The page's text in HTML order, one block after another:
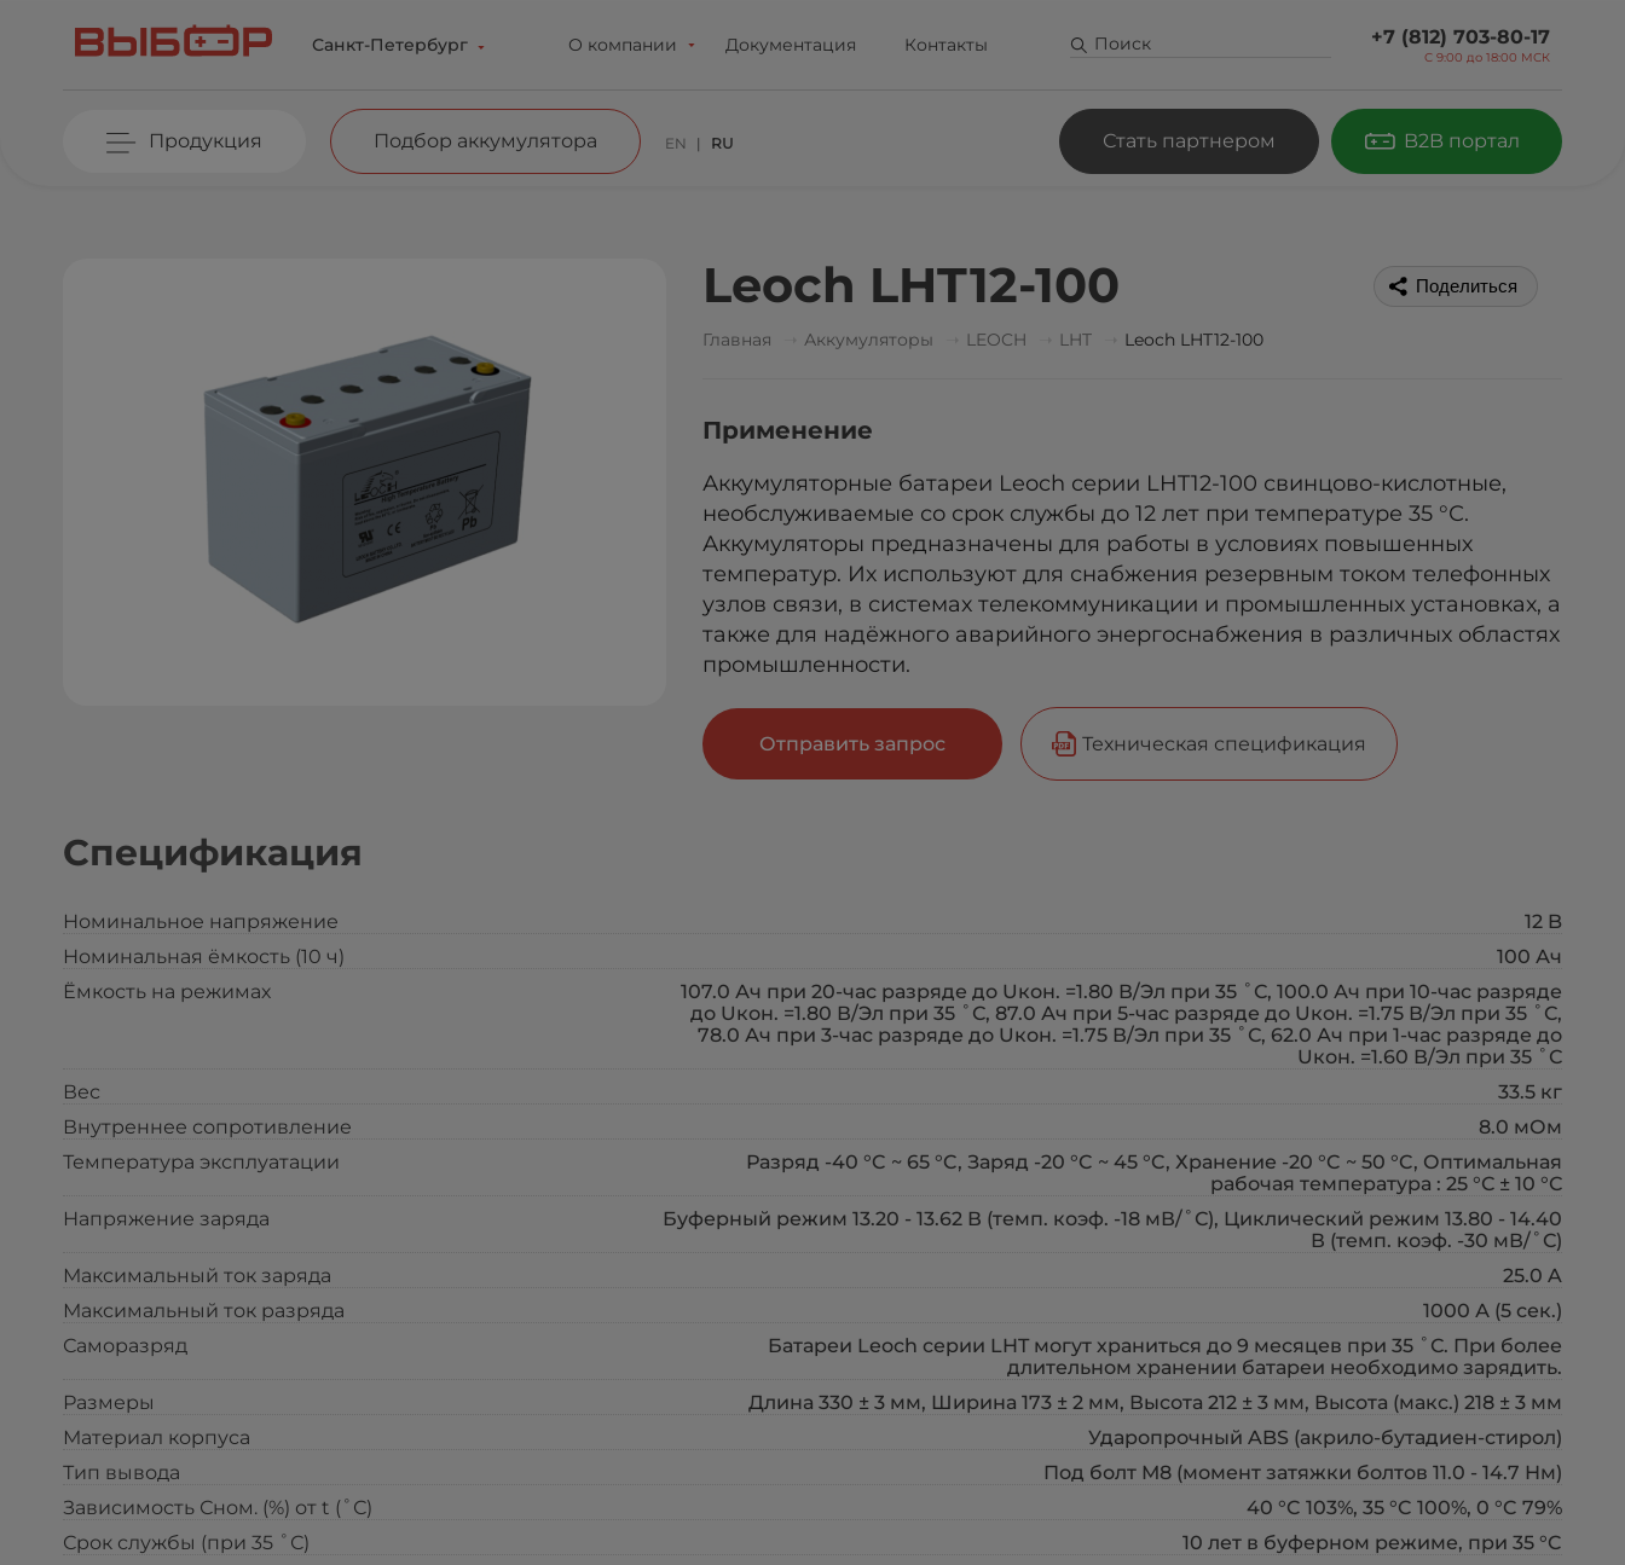
Санкт-Петербург О компании Документация Контакты +7 (812) 703-80-17
С 9:00 до 18:00 МСК
Продукция Подбор аккумулятора EN RU Стать партнером B2B портал
Leoch LHT12-100 Поделиться
Главная Аккумуляторы LEOCH LHT Leoch LHT12-100
Применение
Аккумуляторные батареи Leoch серии LHT12-100 свинцово-кислотные,
необслуживаемые со срок службы до 12 лет при температуре 35 °С.
Аккумуляторы предназначены для работы в условиях повышенных
температур. Их используют для снабжения резервным током телефонных
узлов связи, в системах телекоммуникации и промышленных установках, а
также для надёжного аварийного энергоснабжения в различных областях
промышленности.
Отправить запрос Техническая спецификация
Спецификация
Номинальное напряжение
12 B
Номинальная ёмкость (10 ч)
100 Ач
Ёмкость на режимах
107.0 Ач при 20-час разряде до Uкон. =1.80 В/Эл при 35 ˚С, 100.0 Ач при 10-час разряде
до Uкон. =1.80 В/Эл при 35 ˚С, 87.0 Ач при 5-час разряде до Uкон. =1.75 В/Эл при 35 ˚С,
78.0 Ач при 3-час разряде до Uкон. =1.75 В/Эл при 35 ˚С, 62.0 Ач при 1-час разряде до
Uкон. =1.60 В/Эл при 35 ˚С
Вес
33.5 кг
Внутреннее сопротивление
8.0 мОм
Температура эксплуатации
Разряд -40 °C ~ 65 °C, Заряд -20 °C ~ 45 °C, Хранение -20 °C ~ 50 °C, Оптимальная
рабочая температура : 25 °С ± 10 °С
Напряжение заряда
Буферный режим 13.20 - 13.62 В (темп. коэф. -18 мВ/˚С), Циклический режим 13.80 - 14.40
В (темп. коэф. -30 мВ/˚С)
Максимальный ток заряда
25.0 A
Максимальный ток разряда
1000 А (5 сек.)
Саморазряд
Батареи Leoch серии LHT могут храниться до 9 месяцев при 35 ˚С. При более
длительном хранении батареи необходимо зарядить.
Размеры
Длина 330 ± 3 мм, Ширина 173 ± 2 мм, Высота 212 ± 3 мм, Высота (макс.) 218 ± 3 мм
Материал корпуса
Ударопрочный ABS (акрило-бутадиен-стирол)
Тип вывода
Под болт М8 (момент затяжки болтов 11.0 - 14.7 Нм)
Зависимость Сном. (%) от t (˚С)
40 °C 103%, 35 °C 100%, 0 °C 79%
Срок службы (при 35 ˚С)
10 лет в буферном режиме, при 35 °C